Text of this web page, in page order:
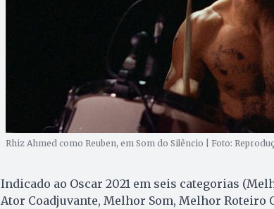
Rhiz Ahmed como Reuben, em Som do Silêncio | Foto:
Indicado ao Oscar 2021 em seis categorias
Ator Coadjuvante, Melhor Som, Melhor Roteiro